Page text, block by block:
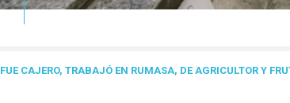
FUE CAJERO, TRABAJÓ EN RUMASA, DE AGRICULTOR Y